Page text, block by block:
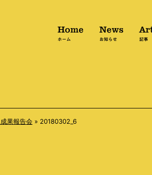
Home
ホーム
News
お知らせ 記事
果報告会 » 20180302_6